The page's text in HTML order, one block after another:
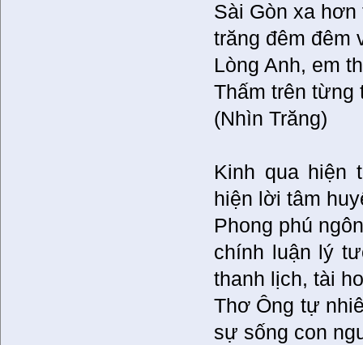
Sài Gòn xa hơn
trăng đêm đêm
Lòng Anh, em
Thấm trên từng
(Nhìn Trăng)
Kinh qua hiện
hiện lời tâm
Phong phú
chính luận lý
thanh lịch, tài
Thơ Ông tự
sự sống con